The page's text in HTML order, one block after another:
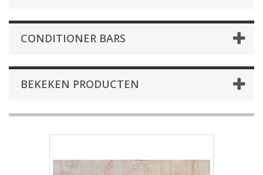
CONDITIONER BARS
BEKEKEN PRODUCTEN